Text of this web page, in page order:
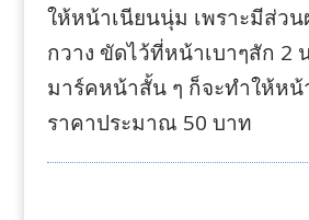
ให้หน้าเนียนนุ่ม เพราะมีส่ว
กวาง ขัดไว้ที่หน้าเบาๆสัก 2
มาร์คหน้าสั้น ๆ ก็จะทำให้ห
ราคาประมาณ 50 บาท